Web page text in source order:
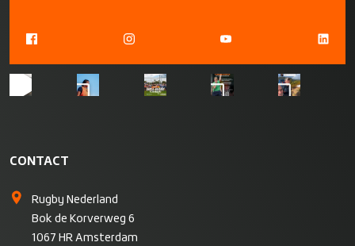
CONTACT
Rugby Nederland
Bok de Korverweg 6
1067 HR Amsterdam